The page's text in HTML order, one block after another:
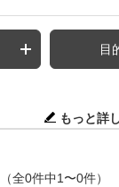
目
もっと詳
（全0件中1〜0件）